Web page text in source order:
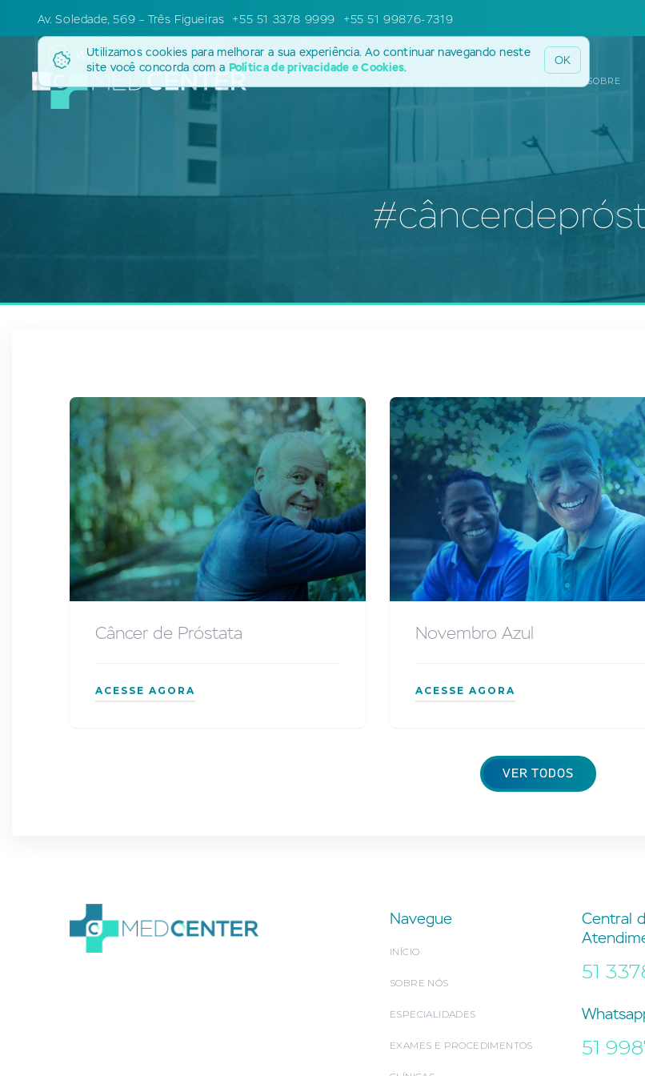
Av. Soledade, 569 – Três Figueiras +55 51 3378 9999 +55 51 99876-7319
WHATSAPP
Utilizamos cookies para melhorar a sua experiência. Ao continuar navegando neste
site você concorda com a Política de privacidade e Cookies. OK
SOBRE
Câncer de Próstata
ACESSE AGORA
Novembro Azul
ACESSE AGORA
VER TODOS
Navegue
INÍCIO
SOBRE NÓS
ESPECIALIDADES
EXAMES E PROCEDIMENTOS
Central
51
51